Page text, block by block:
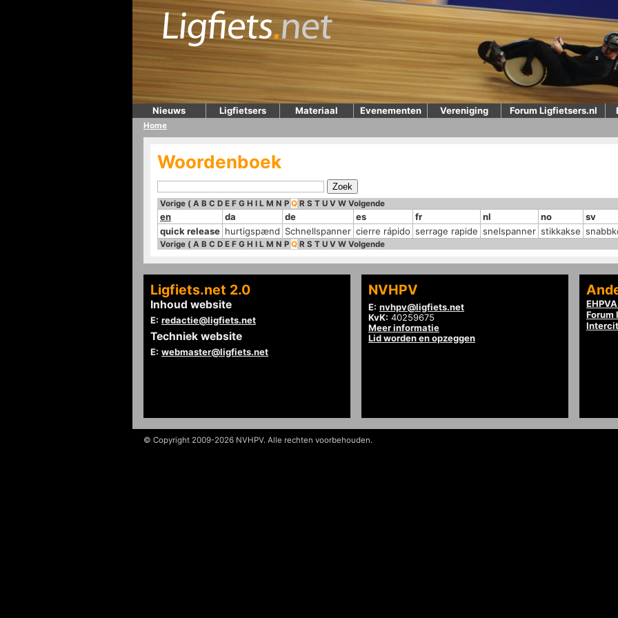
Nieuws Ligfietsers Materiaal Evenementen Vereniging Forum Ligfietsers.nl
Home
Woordenboek
Vorige ( A B C D E F G H I L M N P Q R S T U V W Volgende
en da de es fr nl no
sv
quick release hurtigspænd Schnellspanner cierre rápido serrage rapide snelspanner stikkakse
Vorige ( A B C D E F G H I L M N P Q R S T U V W Volgende
Ligfiets.net 2.0
Inhoud website
E: redactie@ligfiets.net
Techniek website
E: webmaster@ligfiets.net
NVHPV
E: nvhpv@ligfiets.net
KvK: 40259675
Meer informatie
Lid worden en opzeggen
Forum
© Copyright 2009-2026 NVHPV. Alle rechten voorbehouden.